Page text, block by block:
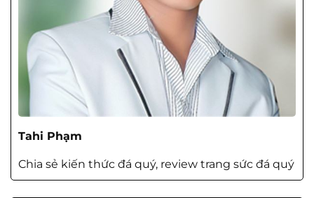
Tahi Phạm
Chia sẻ kiến thức đá quý, review trang sức đá quý